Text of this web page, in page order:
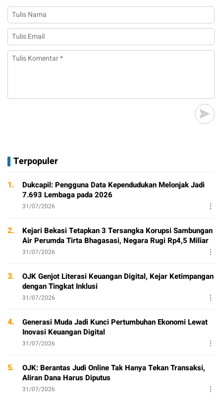
Terpopuler
1.
Dukcapil: Pengguna Data Kependudukan Melonjak Jadi
7.693 Lembaga pada 2026
31/07/2026
2.
Kejari Bekasi Tetapkan 3 Tersangka Korupsi Sambungan
Air Perumda Tirta Bhagasasi, Negara Rugi Rp4,5 Miliar
31/07/2026
3.
OJK Genjot Literasi Keuangan Digital, Kejar Ketimpangan
dengan Tingkat Inklusi
31/07/2026
4.
Generasi Muda Jadi Kunci Pertumbuhan Ekonomi Lewat
Inovasi Keuangan Digital
31/07/2026
5.
OJK: Berantas Judi Online Tak Hanya Tekan Transaksi,
Aliran Dana Harus Diputus
31/07/2026